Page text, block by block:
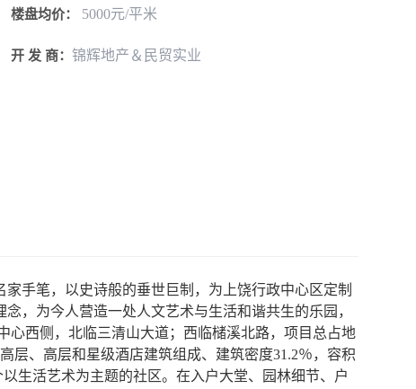
楼盘均价： 5000元/平米
开 发 商： 锦辉地产＆民贸实业
手笔，以史诗般的垂世巨制，为上饶行政中心区定制
，为今人营造一处人文艺术与生活和谐共生的乐园，
心西侧，北临三清山大道；西临槠溪北路，项目总占地
层、高层和星级酒店建筑组成、建筑密度31.2％，容积
生活艺术为主题的社区。在入户大堂、园林细节、户